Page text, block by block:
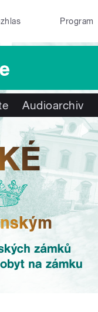
Program
Audioarchiv